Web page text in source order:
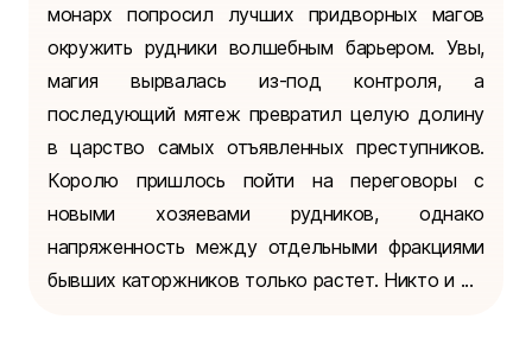
монарх попросил лучших придворных магов
окружить рудники волшебным барьером. Увы,
магия вырвалась из-под контроля, а
последующий мятеж превратил целую долину
в царство самых отъявленных преступников.
Королю пришлось пойти на переговоры с
новыми хозяевами рудников, однако
напряженность между отдельными фракциями
бывших каторжников только растет. Никто и ...